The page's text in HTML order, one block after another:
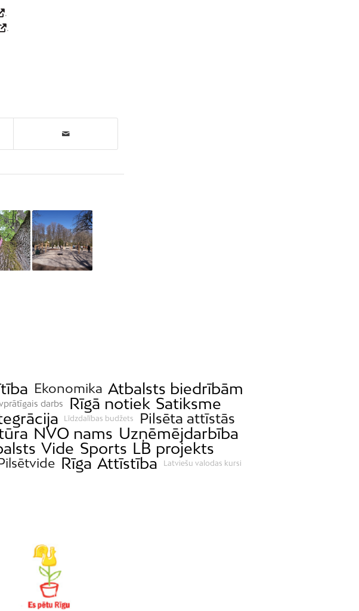
.
.
Ekonomika Atbalsts biedrībām
darbs Rīgā notiek Satiksme
Līdzdalības budžets Pilsēta attīstās
NVO nams Uzņēmējdarbība
Vide Sports LB projekts
Rīga Attīstība Latviešu valodas kursi